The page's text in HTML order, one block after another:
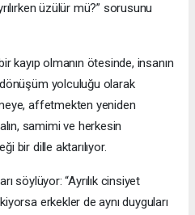
üzülür mü?” sorusunu
kayıp olmanın ötesinde, insanın
yolculuğu olarak
affetmekten yeniden
samimi ve herkesin
bir dille aktarılıyor.
söylüyor: “Ayrılık cinsiyet
erkekler de aynı duyguları